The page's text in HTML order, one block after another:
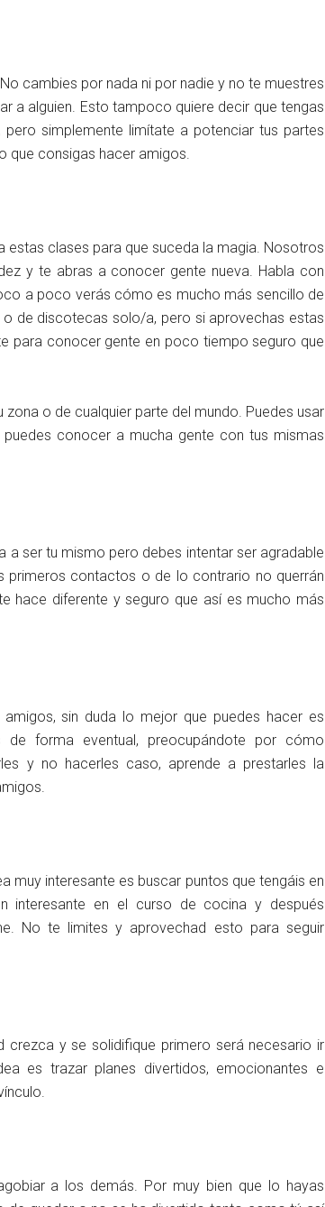
cambies por nada ni por nadie y no te muestres
a alguien. Esto tampoco quiere decir que tengas
simplemente limítate a potenciar tus partes
que consigas hacer amigos.
estas clases para que suceda la magia. Nosotros
y te abras a conocer gente nueva. Habla con
a poco verás cómo es mucho más sencillo de
de discotecas solo/a, pero si aprovechas estas
para conocer gente en poco tiempo seguro que
o de cualquier parte del mundo. Puedes usar
puedes conocer a mucha gente con tus mismas
a ser tu mismo pero debes intentar ser agradable
contactos o de lo contrario no querrán
hace diferente y seguro que así es mucho más
sin duda lo mejor que puedes hacer es
forma eventual, preocupándote por cómo
y no hacerles caso, aprende a prestarles la
muy interesante es buscar puntos que tengáis en
interesante en el curso de cocina y después
No te limites y aprovechad esto para seguir
crezca y se solidifique primero será necesario ir
es trazar planes divertidos, emocionantes e
a los demás. Por muy bien que lo hayas